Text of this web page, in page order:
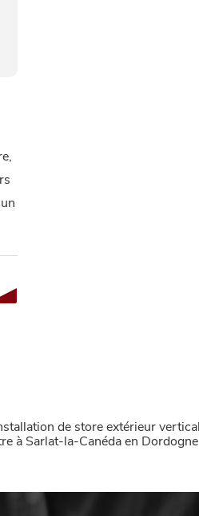
de store extérieur vertical
à Sarlat-la-Canéda en Dordogne